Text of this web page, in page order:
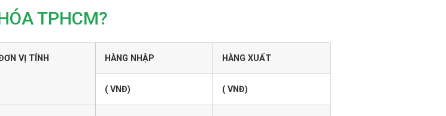
TPHCM?
VỊ TÍNH HÀNG NHẬP HÀNG XUẤT
( VNĐ) ( VNĐ)